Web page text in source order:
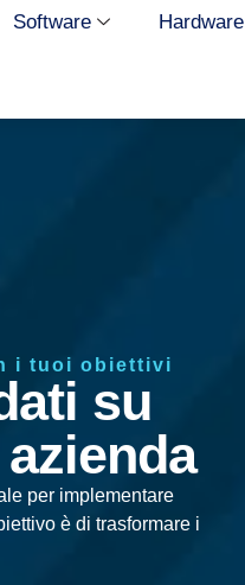
Software Hardware
i tuoi obiettivi
su
per implementare
è di trasformare i